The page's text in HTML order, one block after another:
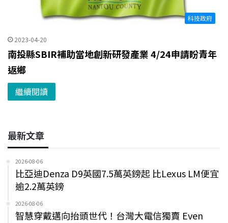
科技政府
2023-04-20
南投縣SBIR補助當地創新研發產業 4/24申請盼青年
返鄉
繼續閱讀
最新文章
2026-08-06
比亞迪Denza D9英國7.5萬英鎊起 比Lexus LM便宜
逾2.2萬英鎊
2026-08-06
智慧穿戴邁向抬頭世代！台灣大電信獨賣 Even